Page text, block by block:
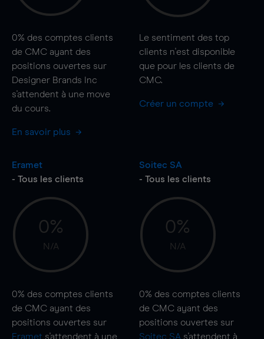
0% des comptes clients
de CMC ayant des
positions ouvertes sur
Designer Brands Inc
s'attendent à une move
du cours.
En savoir plus
Le sentiment des top
clients n'est disponible
que pour les clients de
CMC.
Créer un compte
Eramet
- Tous les clients
0%
N/A
0% des comptes clients
de CMC ayant des
positions ouvertes sur
Eramet s'attendent à une
Soitec SA
- Tous les clients
0%
N/A
0% des comptes clients
de CMC ayant des
positions ouvertes sur
Soitec SA s'attendent à